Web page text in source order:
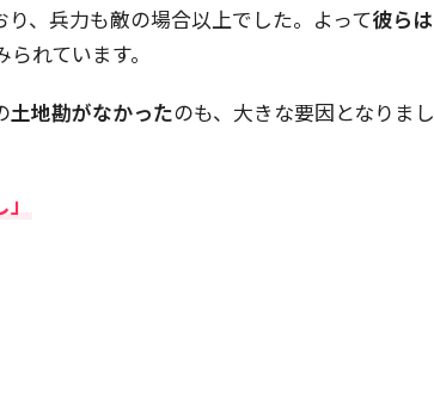
、兵力も敵の場合以上でした。よって彼らは
られています。
土地勘がなかったのも、大きな要因となりまし